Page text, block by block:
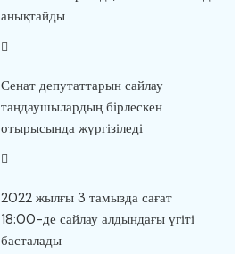
анықтайды
Сенат депутаттарын сайлау
таңдаушылардың бірлескен
отырысында жүргізіледі
2022 жылғы 3 тамызда сағат
18:00-де сайлау алдындағы үгіті
басталады